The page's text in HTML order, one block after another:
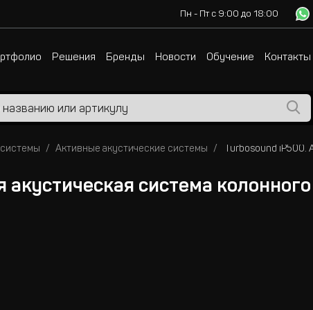
Пн - Пт с 9:00 до 18:00
Решения Бренды Новости Обучение Контакты
Активные акустические системы
акустическая система